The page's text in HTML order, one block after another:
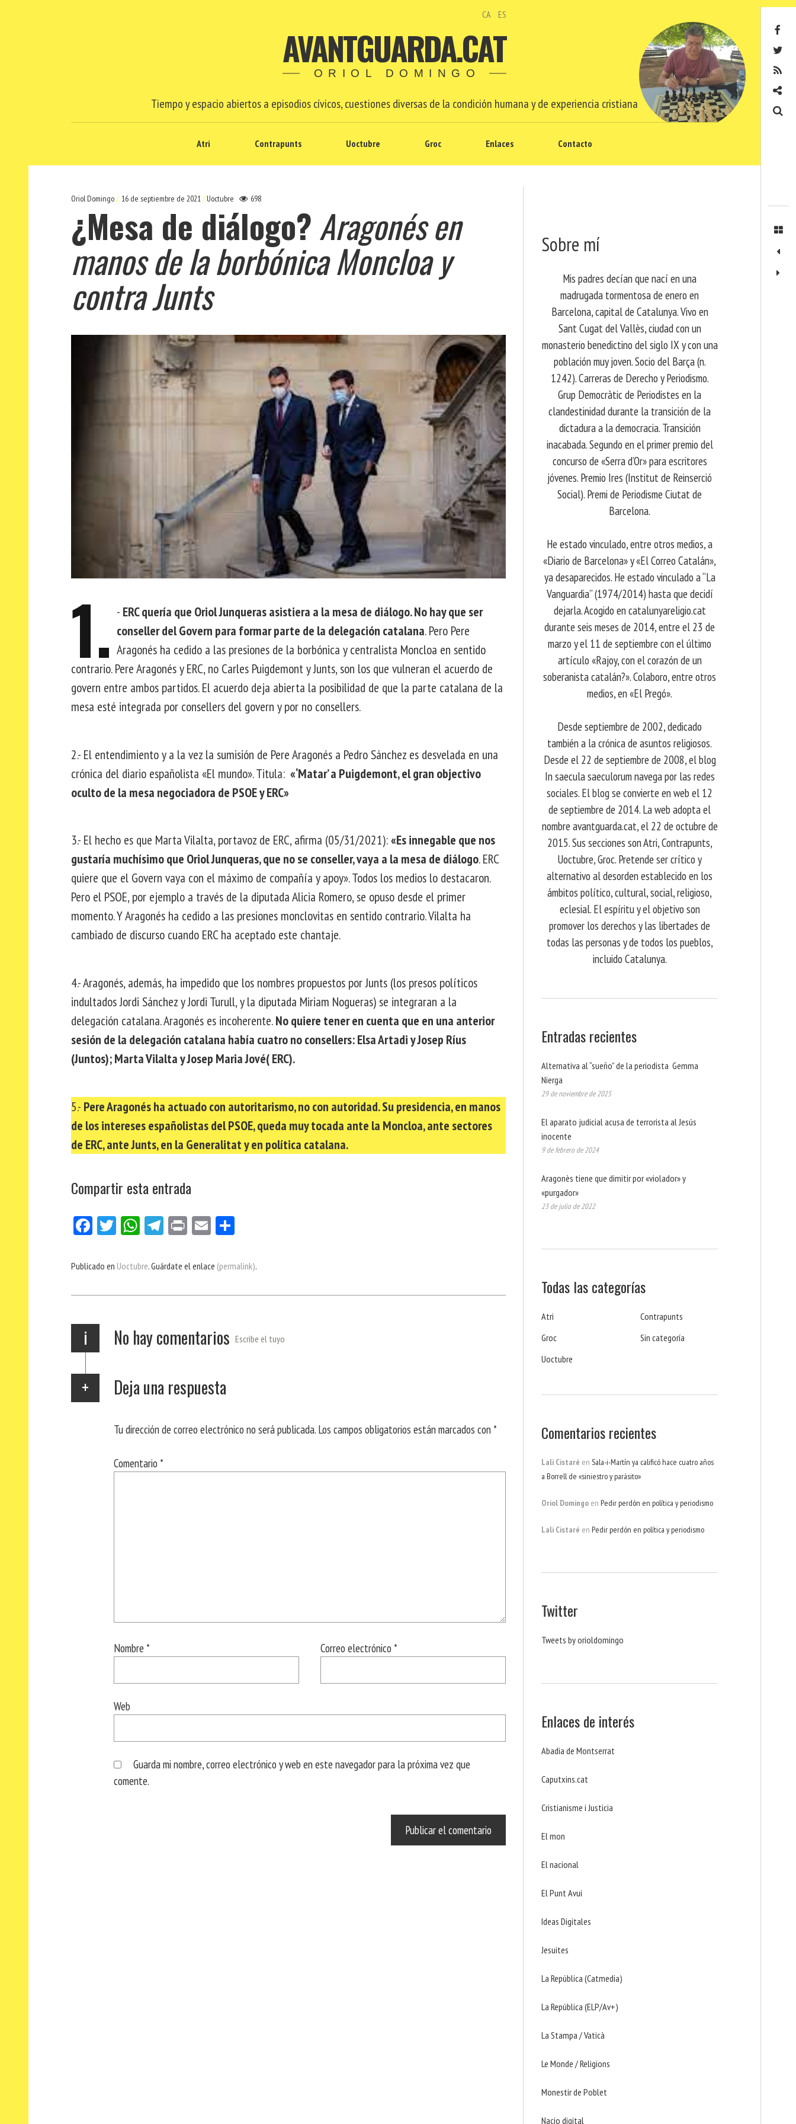
CA ES
AVANTGUARDA.CAT
ORIOL DOMINGO
Tiempo y espacio abiertos a episodios cívicos, cuestiones diversas de la condición humana y de experiencia cristiana
Atri Contrapunts Uoctubre Groc Enlaces Contacto
Oriol Domingo 16 de septiembre de 2021 Uoctubre 698
¿Mesa de diálogo?Aragonés en
manos de la borbónica Moncloa y
contra Junts
1. - ERC quería que Oriol Junqueras asistiera a la mesa de diálogo. No hay que ser
conseller del Govern para formar parte de la delegación catalana. Pero Pere
Aragonés ha cedido a las presiones de la borbónica y centralista Moncloa en sentido
contrario. Pere Aragonés y ERC, no Carles Puigdemont y Junts, son los que vulneran el acuerdo de
govern entre ambos partidos. El acuerdo deja abierta la posibilidad de que la parte catalana de la
mesa esté integrada por consellers del govern y por no consellers.
2.- El entendimiento y a la vez la sumisión de Pere Aragonés a Pedro Sánchez es desvelada en una
crónica del diario españolista «El mundo». Titula: «‘Matar’ a Puigdemont, el gran objectivo
oculto de la mesa negociadora de PSOE y ERC»
3.- El hecho es que Marta Vilalta, portavoz de ERC, afirma (05/31/2021):«Es innegable que nos
gustaría muchísimo que Oriol Junqueras, que no se conseller, vaya a la mesa de diálogo. ERC
quiere que el Govern vaya con el máximo de compañía y apoy». Todos los medios lo destacaron.
Pero el PSOE, por ejemplo a través de la diputada Alicia Romero, se opuso desde el primer
momento. Y Aragonés ha cedido a las presiones monclovitas en sentido contrario. Vilalta ha
cambiado de discurso cuando ERC ha aceptado este chantaje.
4.- Aragonés, además, ha impedido que los nombres propuestos por Junts (los presos políticos
indultados Jordi Sánchez y Jordi Turull, y la diputada Miriam Nogueras) se integraran a la
delegación catalana. Aragonés es incoherente.No quiere tener en cuenta que en una anterior
sesión de la delegación catalana había cuatro no consellers: Elsa Artadi y Josep Ríus
(Juntos); Marta Vilalta y Josep Maria Jové( ERC).
5.- Pere Aragonés ha actuado con autoritarismo, no con autoridad. Su presidencia, en manos
de los intereses españolistas del PSOE, queda muy tocada ante la Moncloa, ante sectores
de ERC, ante Junts, en la Generalitat y en política catalana.
Compartir esta entrada
Fa
bo
Tw
er
W
ts
p
Te
gr
m
Pri E
ail pa
r
Publicado en Uoctubre. Guárdate el enlace (permalink).
i No hay comentarios Escribe el tuyo
Deja una respuesta
Tu dirección de correo electrónico no será publicada. Los campos obligatorios están marcados con *
Comentario *
Nombre * Correo electrónico *
Web
Guarda mi nombre, correo electrónico y web en este navegador para la próxima vez que
comente.
Sobre mí
Mis padres decían que nací en una
madrugada tormentosa de enero en
Barcelona, ​​capital de Catalunya. Vivo en
Sant Cugat del Vallès, ciudad con un
monasterio benedictino del siglo IX y con una
población muy joven. Socio del Barça (n.
1242). Carreras de Derecho y Periodismo.
Grup Democràtic de Periodistes en la
clandestinidad durante la transición de la
dictadura a la democracia. Transición
inacabada. Segundo en el primer premio del
concurso de «Serra d’Or» para escritores
jóvenes. Premio Ires (Institut de Reinserció
Social). Premi de Periodisme Ciutat de
Barcelona.
He estado vinculado, entre otros medios, a
«Diario de Barcelona» y «El Correo Catalán»,
ya desaparecidos. He estado vinculado a “La
Vanguardia” (1974/2014) hasta que decidí
dejarla. Acogido en catalunyareligio.cat
durante seis meses de 2014, entre el 23 de
marzo y el 11 de septiembre con el último
artículo «Rajoy, con el corazón de un
soberanista catalán?». Colaboro, entre otros
medios, en «El Pregó».
Desde septiembre de 2002, dedicado
también a la crónica de asuntos religiosos.
Desde el 22 de septiembre de 2008, el blog
In saecula saeculorum navega por las redes
sociales. El blog se convierte en web el 12
de septiembre de 2014. La web adopta el
nombre avantguarda.cat, el 22 de octubre de
2015. Sus secciones son Atri, Contrapunts,
Uoctubre, Groc. Pretende ser crítico y
alternativo al desorden establecido en los
ámbitos político, cultural, social, religioso,
eclesial. El espíritu y el objetivo son
promover los derechos y las libertades de
todas las personas y de todos los pueblos,
incluido Catalunya.
Entradas recientes
Alternativa al “sueño” de la periodista Gemma
Nierga
29 de noviembre de 2025
El aparato judicial acusa de terrorista al Jesús
inocente
9 de febrero de 2024
Aragonès tiene que dimitir por «violador» y
«purgador»
23 de julio de 2022
Todas las categorías
Atri
Contrapunts
Groc
Sin categoría
Uoctubre
Comentarios recientes
Lali Cistaré enSala-i-Martín ya calificó hace cuatro años
a Borrell de «siniestro y parásito»
Oriol Domingo en Pedir perdón en política y periodismo
Lali Cistaré en Pedir perdón en política y periodismo
Twitter
Tweets by orioldomingo
Enlaces de interés
Abadia de Montserrat
Caputxins.cat
Cristianisme i Justicia
El mon
El nacional
El Punt Avui
Ideas Digitales
Jesuites
La República (Catmedia)
La República (ELP/Av+)
La Stampa / Vaticà
Le Monde / Religions
Monestir de Poblet
Nacio digital
Contacto